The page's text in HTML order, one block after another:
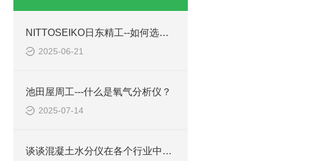
NITTOSEIKO日东精工--如何选择卡尔费休水分仪？
2025-06-21
池田屋周工---什么是氧气分析仪？
2025-07-14
谈谈混凝土水分仪在各个行业中的应用